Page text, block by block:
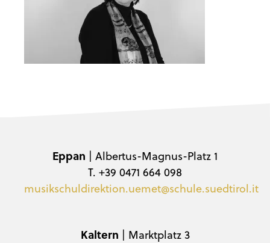
Eppan | Albertus-Magnus-Platz 1
T. +39 0471 664 098
musikschuldirektion.uemet@schule.suedtirol.it
Kaltern | Marktplatz 3